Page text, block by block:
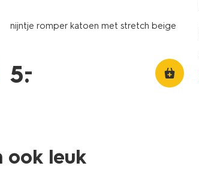
nijntje romper katoen met stretch beige
5.
–
ook leuk